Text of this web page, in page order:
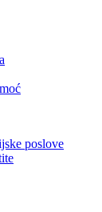
poslove